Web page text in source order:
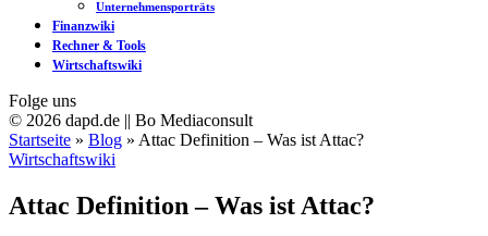
Unternehmensporträts
Finanzwiki
Rechner & Tools
Wirtschaftswiki
Folge uns
© 2026 dapd.de || Bo Mediaconsult
Startseite » Blog » Attac Definition – Was ist Attac?
Wirtschaftswiki
Attac Definition – Was ist Attac?